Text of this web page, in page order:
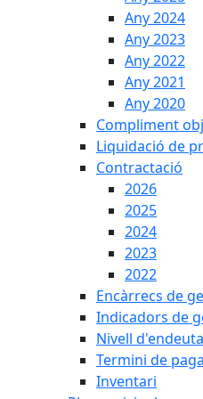
Any 2024
Any 2023
Any 2022
Any 2021
Any 2020
Compliment
Liquidació de
Contractació
2026
2025
2024
2023
2022
Encàrrecs de
Indicadors de
Nivell
Termini de
Inventari